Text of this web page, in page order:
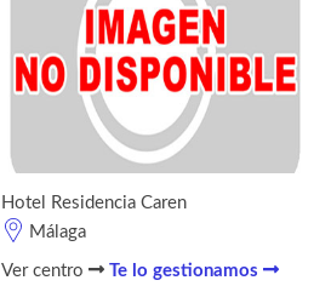
Hotel Residencia Caren
Málaga
Ver centro Te lo gestionamos